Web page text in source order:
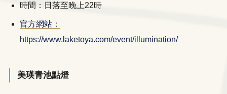
時間：日落至晚上22時
官方網站：
https://www.laketoya.com/event/illumination/
美瑛青池點燈